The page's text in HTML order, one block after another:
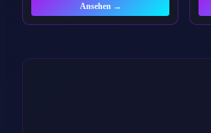
Ansehen →